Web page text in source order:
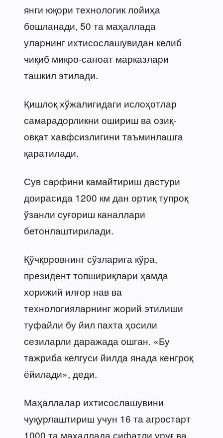
янги юқори технологик лойиҳа
бошланади, 50 та маҳаллада
уларнинг ихтисослашувидан келиб
чиқиб микро-саноат марказлари
ташкил этилади.
Қишлоқ хўжалигидаги ислоҳотлар
самарадорликни ошириш ва озиқ-
овқат хавфсизлигини таъминлашга
қаратилади.
Сув сарфини камайтириш дастури
доирасида 1200 км дан ортиқ тупроқ
ўзанли суғориш каналлари
бетонлаштирилади.
Қўчқоровнинг сўзларига кўра,
президент топшириқлари ҳамда
хорижий илғор нав ва
технологияларнинг жорий этилиши
туфайли бу йил пахта ҳосили
сезиларли даражада ошган. «Бу
тажриба келгуси йилда янада кенгроқ
ёйилади», деди.
Маҳаллалар ихтисослашувини
чуқурлаштириш учун 16 та агростарт
1000 та маҳаллада сифатли уруғ ва